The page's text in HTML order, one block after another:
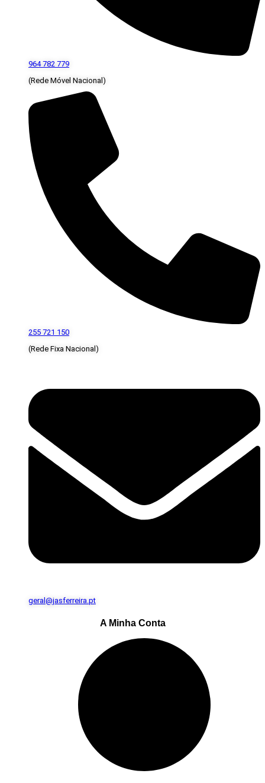
964 782 779
(Rede Móvel Nacional)
255 721 150
(Rede Fixa Nacional)
geral@jasferreira.pt
A Minha Conta